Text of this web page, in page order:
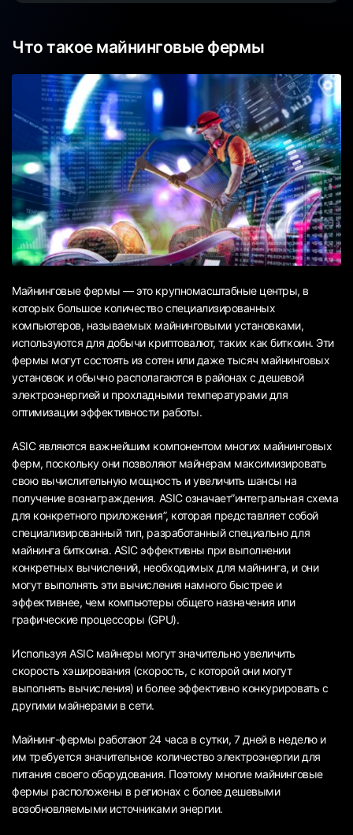
Что такое майнинговые фермы
Майнинговые фермы — это крупномасштабные центры, в
которых большое количество специализированных
компьютеров, называемых майнинговыми установками,
используются для добычи криптовалют, таких как биткоин. Эти
фермы могут состоять из сотен или даже тысяч майнинговых
установок и обычно располагаются в районах с дешевой
электроэнергией и прохладными температурами для
оптимизации эффективности работы.
ASIC являются важнейшим компонентом многих майнинговых
ферм, поскольку они позволяют майнерам максимизировать
свою вычислительную мощность и увеличить шансы на
получение вознаграждения. ASIC означает”интегральная схема
для конкретного приложения”, которая представляет собой
специализированный тип, разработанный специально для
майнинга биткоина. ASIC эффективны при выполнении
конкретных вычислений, необходимых для майнинга, и они
могут выполнять эти вычисления намного быстрее и
эффективнее, чем компьютеры общего назначения или
графические процессоры (GPU).
Используя ASIC майнеры могут значительно увеличить
скорость хэширования (скорость, с которой они могут
выполнять вычисления) и более эффективно конкурировать с
другими майнерами в сети.
Майнинг-фермы работают 24 часа в сутки, 7 дней в неделю и
им требуется значительное количество электроэнергии для
питания своего оборудования. Поэтому многие майнинговые
фермы расположены в регионах с более дешевыми
возобновляемыми источниками энергии.